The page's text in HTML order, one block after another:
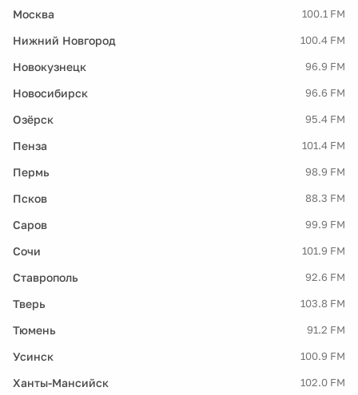
Москва 100.1 FM
Нижний Новгород 100.4 FM
Новокузнецк 96.9 FM
Новосибирск 96.6 FM
Озёрск 95.4 FM
Пенза 101.4 FM
Пермь 98.9 FM
Псков 88.3 FM
Саров 99.9 FM
Сочи 101.9 FM
Ставрополь 92.6 FM
Тверь 103.8 FM
Тюмень 91.2 FM
Усинск 100.9 FM
Ханты-Мансийск 102.0 FM